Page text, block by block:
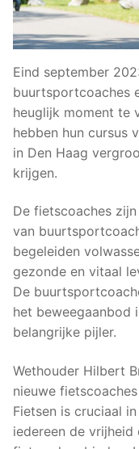
Eind september
buurtsportcoaches
heuglijk moment te
hebben hun cursus
in Den Haag
krijgen.
De fietscoaches
van
begeleiden
gezonde en vitaal
De
het beweegaanbod
belangrijke pijler.
Wethouder Hilbert
nieuwe
Fietsen is cruciaal
iedereen de vrijheid